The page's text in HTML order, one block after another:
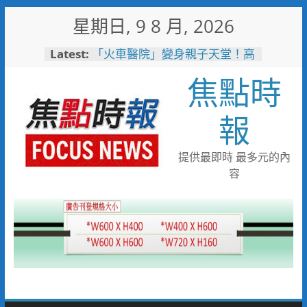
星期日, 9 8 月, 2026
Latest:
「火車醫院」變身親子天堂！高
岡山警民聯手暖助八旬嬤 「人
情味GPS」10分鐘找回返家路
跨國並肩彩排激盪爵士新火花
展現台中市爵士人才培育成果
跨域整合守護全家！鳳山醫院結
合閱讀行動與健康宣導慶父親節
臺鐵高雄機廠變身全台最大免費
樂園 陳其邁:保存百年產業記
焦點時
報
提供最即時 最多元的內
容